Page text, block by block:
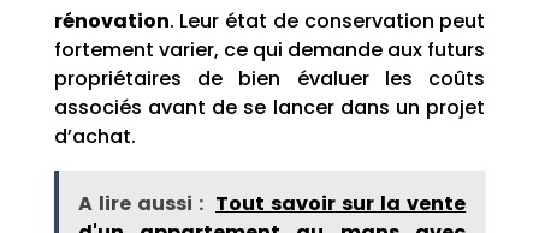
rénovation. Leur état de conservation peut
fortement varier, ce qui demande aux futurs
propriétaires de bien évaluer les coûts
associés avant de se lancer dans un projet
d’achat.
A lire aussi : Tout savoir sur la vente